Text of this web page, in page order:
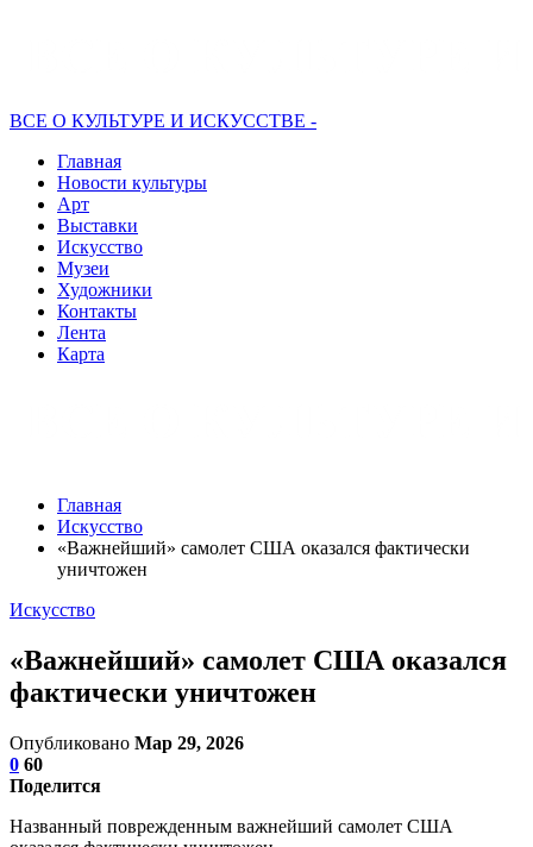
ВСЕ О КУЛЬТУРЕ И ИСКУССТВЕ -
Главная
Новости культуры
Арт
Выставки
Искусство
Музеи
Художники
Контакты
Лента
Карта
Главная
Искусство
«Важнейший» самолет США оказался фактически
уничтожен
Искусство
«Важнейший» самолет США оказался
фактически уничтожен
Опубликовано Мар 29, 2026
0 60
Поделится
Названный поврежденным важнейший самолет США